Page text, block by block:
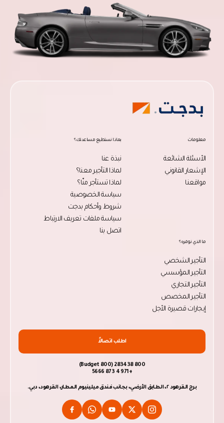
معلومات
الأسئلة الشائعة
الإشعار القانوني
مواقعنا
بماذا نستطيع مساعدتك؟
نبذة عنا
لماذا التأجير معنا؟
لماذا تستأجر منّا؟
سياسة الخصوصية
شروط وأحكام بدجت
سياسة ملفات تعريف الارتباط
اتصل بنا
ما الذي نوفره؟
التأجير الشخصي
التأجير المؤسسي
التأجير التجاري
التأجير المخصص
إيجارات قصيرة الأجل
اطلب اتصالاً
800 283438 (800 Budget)
+971 4 873 5666
برج القرهود ٢، الطابق الأرضي، بجانب فندق ميلينيوم المطار، القرهود، دبي.